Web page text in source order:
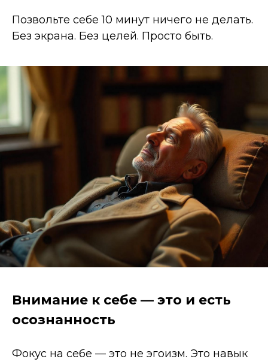
Позвольте себе 10 минут ничего не делать.
Без экрана. Без целей. Просто быть.
Внимание к себе — это и есть
осознанность
Фокус на себе — это не эгоизм. Это навык